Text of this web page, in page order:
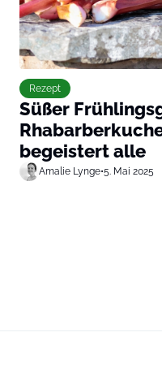
Rezept
Süßer
begeistert alle
Amalie Lynge•5. Mai 2025